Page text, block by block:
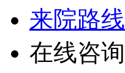
来院路线
在线咨询